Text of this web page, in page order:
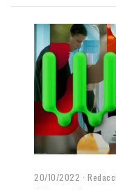
20/10/2022